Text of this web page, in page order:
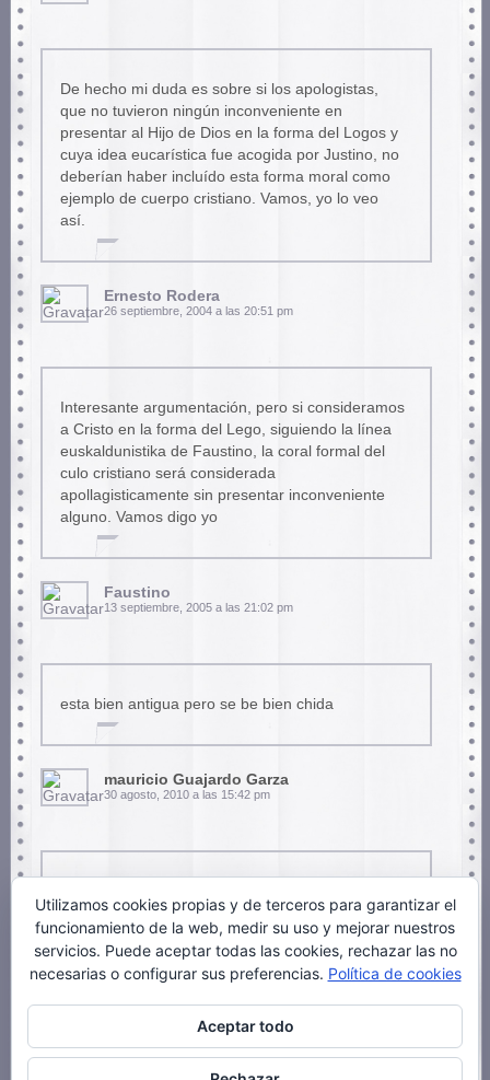
De hecho mi duda es sobre si los apologistas,
que no tuvieron ningún inconveniente en
presentar al Hijo de Dios en la forma del Logos y
cuya idea eucarística fue acogida por Justino, no
deberían haber incluído esta forma moral como
ejemplo de cuerpo cristiano. Vamos, yo lo veo
así.
Ernesto Rodera
26 septiembre, 2004 a las 20:51 pm
Interesante argumentación, pero si consideramos
a Cristo en la forma del Lego, siguiendo la línea
euskaldunistika de Faustino, la coral formal del
culo cristiano será considerada
apollagisticamente sin presentar inconveniente
alguno. Vamos digo yo
Faustino
13 septiembre, 2005 a las 21:02 pm
esta bien antigua pero se be bien chida
mauricio Guajardo Garza
30 agosto, 2010 a las 15:42 pm
pagina rollera y pedorroa mauricio me encantas
monada
quieres acostarte con migo¿? tinitintintin♪
20 octubre, 2010 a las 11:36 am
Utilizamos cookies propias y de terceros para garantizar el
funcionamiento de la web, medir su uso y mejorar nuestros
servicios. Puede aceptar todas las cookies, rechazar las no
necesarias o configurar sus preferencias. Política de cookies
Aceptar todo